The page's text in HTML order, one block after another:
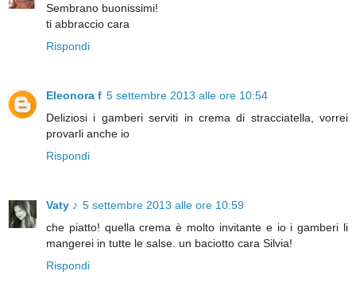
Sembrano buonissimi!
ti abbraccio cara
Rispondi
Eleonora f 5 settembre 2013 alle ore 10:54
Deliziosi i gamberi serviti in crema di stracciatella, vorrei
provarli anche io
Rispondi
Vaty ♪ 5 settembre 2013 alle ore 10:59
che piatto! quella crema è molto invitante e io i gamberi li
mangerei in tutte le salse. un baciotto cara Silvia!
Rispondi